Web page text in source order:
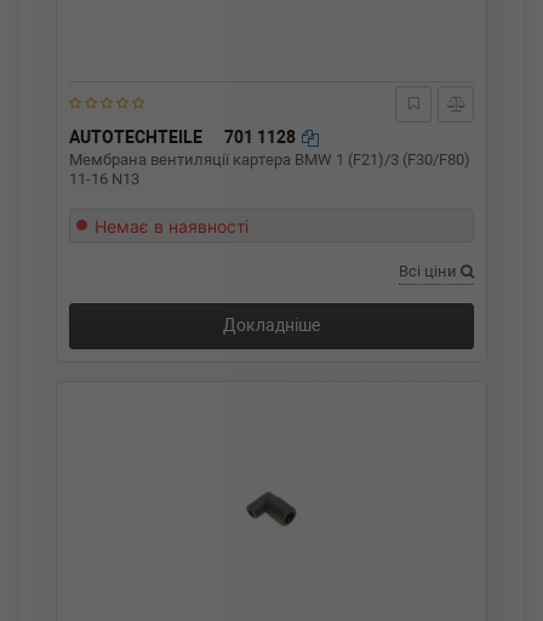
AUTOTECHTEILE 701 1128
Мембрана вентиляції картера BMW 1 (F21)/3 (F30/F80)
11-16 N13
Немає в наявності
Всі ціни
Докладніше